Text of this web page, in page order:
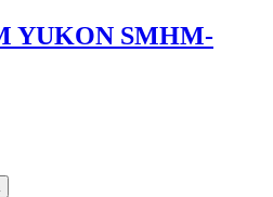
YUKON SMHM-